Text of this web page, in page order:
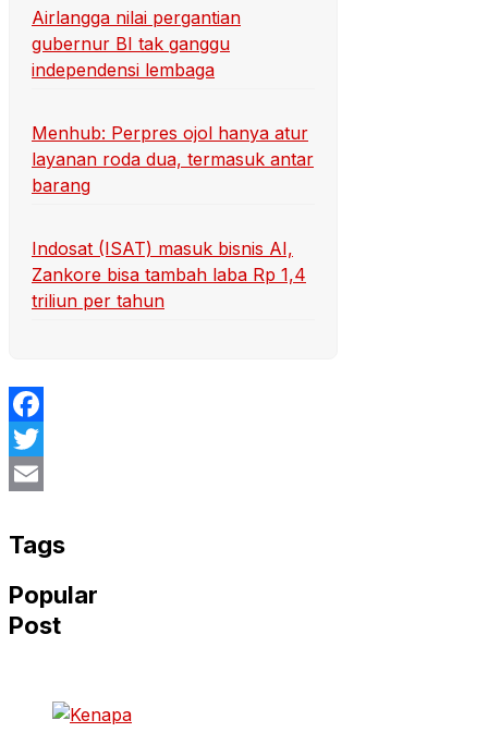
Airlangga nilai pergantian
gubernur BI tak ganggu
independensi lembaga
Menhub: Perpres ojol hanya atur
layanan roda dua, termasuk antar
barang
Indosat (ISAT) masuk bisnis AI,
Zankore bisa tambah laba Rp 1,4
triliun per tahun
Facebook
Twitter
Tags
Popular
Post